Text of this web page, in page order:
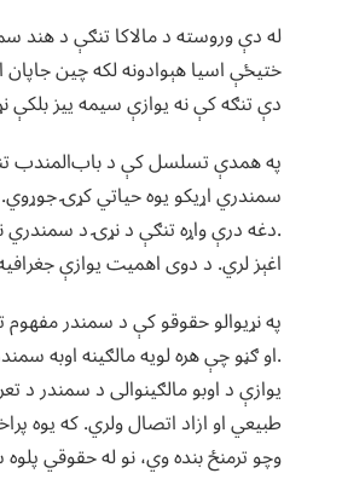
له دې وروسته د مالاکا تنګې د هند
ختیځې اسیا هېوادونه لکه چین جاپان
دې تنګه کې نه یوازې سیمه ییز بلکې
په همدې تسلسل کې د باب‌المندب
سمندري اړیکو یوه حیاتي کړۍ جوړوي.
.دغه درې واړه تنګې د نړۍ د
اغېز لري. د دوی اهمیت یوازې
په نړیوالو حقوقو کې د سمندر
.او ګڼو چې هره لویه مالګینه اوبه
یوازې د اوبو مالګینوالی د سمندر د
طبیعي او ازاد اتصال ولري. که یوه
وچو ترمنځ بنده وي، نو له حقوقي